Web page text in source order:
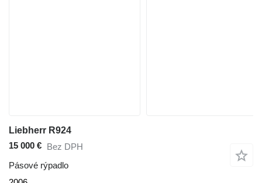
Liebherr R924
15 000 € Bez DPH
Pásové rýpadlo